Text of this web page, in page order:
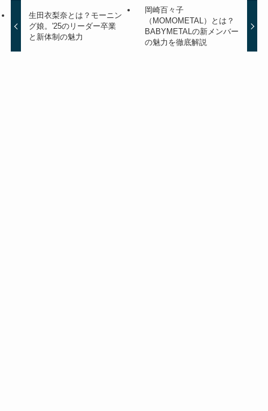
生田衣梨奈とは？モーニン
グ娘。'25のリーダー卒業
と新体制の魅力
岡崎百々子
（MOMOMETAL）とは？
BABYMETALの新メンバー
の魅力を徹底解説